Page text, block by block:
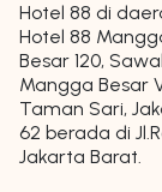
Hotel 88 di
Hotel 88
Besar 120,
Mangga Besar
Taman Sari,
62 berada di
Jakarta Barat.